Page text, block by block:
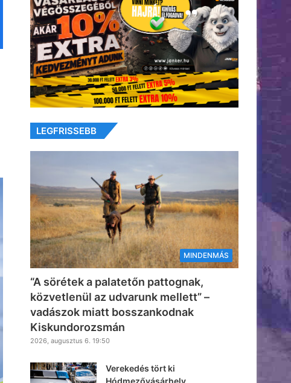
LEGFRISSEBB
MINDENMÁS
“A sörétek a palatetőn pattognak,
közvetlenül az udvarunk mellett” –
vadászok miatt bosszankodnak
Kiskundorozsmán
2026, augusztus 6. 19:50
Verekedés tört ki